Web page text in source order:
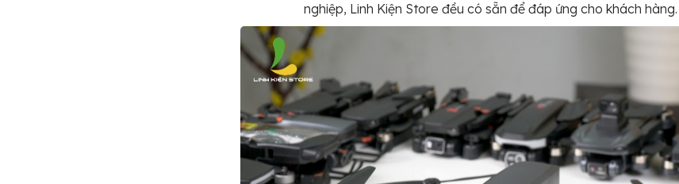
nghiệp, Linh Kiện Store đều có sẵn để đáp ứng cho khách hàng.